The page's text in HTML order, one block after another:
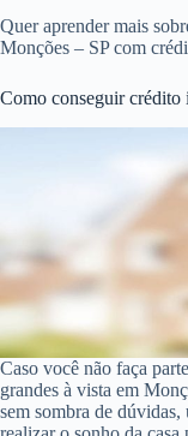
Quer aprender mais
Monções – SP com
Como conseguir crédito
Caso você não faça
grandes à vista em
sem sombra de